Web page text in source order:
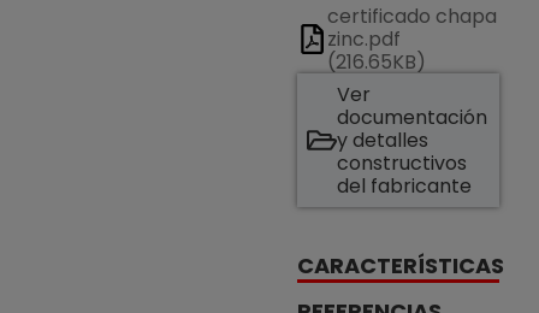
certificado chapa
zinc.pdf
(216.65KB)
Ver
documentación
y detalles
constructivos
del fabricante
CARACTERÍSTICAS